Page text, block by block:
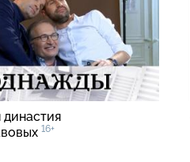
династия
16+